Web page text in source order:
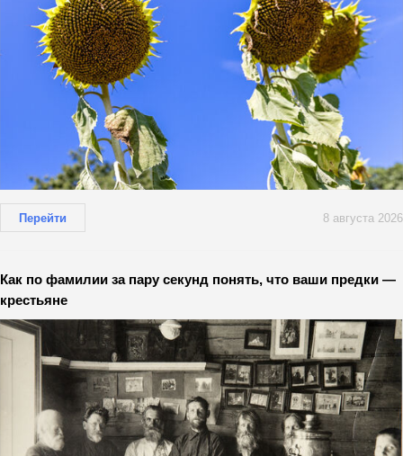
Перейти 8 августа 2026
Как по фамилии за пару секунд понять, что ваши предки —
крестьяне